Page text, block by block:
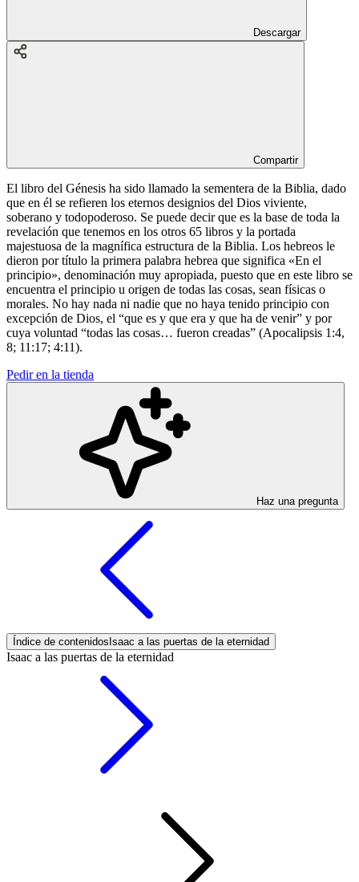
Descargar
Compartir
El libro del Génesis ha sido llamado la sementera de la Biblia, dado
que en él se refieren los eternos designios del Dios viviente,
soberano y todopoderoso. Se puede decir que es la base de toda la
revelación que tenemos en los otros 65 libros y la portada
majestuosa de la magnífica estructura de la Biblia. Los hebreos le
dieron por título la primera palabra hebrea que significa «En el
principio», denominación muy apropiada, puesto que en este libro se
encuentra el principio u origen de todas las cosas, sean físicas o
morales. No hay nada ni nadie que no haya tenido principio con
excepción de Dios, el “que es y que era y que ha de venir” y por
cuya voluntad “todas las cosas… fueron creadas” (Apocalipsis 1:4,
8; 11:17; 4:11).
Pedir en la tienda
Haz una pregunta
Índice de contenidos Isaac a las puertas de la eternidad
Isaac a las puertas de la eternidad